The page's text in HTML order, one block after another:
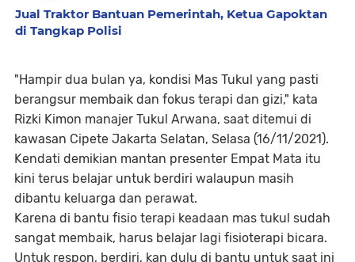
Jual Traktor Bantuan Pemerintah, Ketua Gapoktan
di Tangkap Polisi
"Hampir dua bulan ya, kondisi Mas Tukul yang pasti
berangsur membaik dan fokus terapi dan gizi," kata
Rizki Kimon manajer Tukul Arwana, saat ditemui di
kawasan Cipete Jakarta Selatan, Selasa (16/11/2021).
Kendati demikian mantan presenter Empat Mata itu
kini terus belajar untuk berdiri walaupun masih
dibantu keluarga dan perawat.
Karena di bantu fisio terapi keadaan mas tukul sudah
sangat membaik, harus belajar lagi fisioterapi bicara.
Untuk respon, berdiri, kan dulu di bantu untuk saat ini